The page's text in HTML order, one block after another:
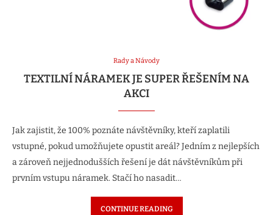
Rady a Návody
TEXTILNÍ NÁRAMEK JE SUPER ŘEŠENÍM NA
AKCI
Jak zajistit, že 100% poznáte návštěvníky, kteří zaplatili
vstupné, pokud umožňujete opustit areál? Jedním z nejlepších
a zároveň nejjednodušších řešení je dát návštěvníkům při
prvním vstupu náramek. Stačí ho nasadit…
CONTINUE READING